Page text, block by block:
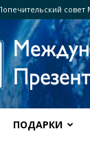
ПОДАРКИ